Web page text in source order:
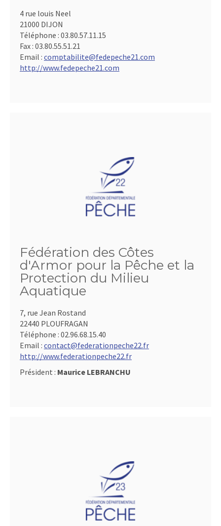
4 rue louis Neel
21000 DIJON
Téléphone : 03.80.57.11.15
Fax : 03.80.55.51.21
Email : comptabilite@fedepeche21.com
http://www.fedepeche21.com
Fédération des Côtes
d'Armor pour la Pêche et la
Protection du Milieu
Aquatique
7, rue Jean Rostand
22440 PLOUFRAGAN
Téléphone : 02.96.68.15.40
Email : contact@federationpeche22.fr
http://www.federationpeche22.fr
Président : Maurice LEBRANCHU